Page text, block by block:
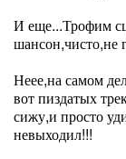
И еще...Трофим
шансон,чисто,не
Неее,на самом
вот пиздатых
сижу,и просто
невыходил!!!